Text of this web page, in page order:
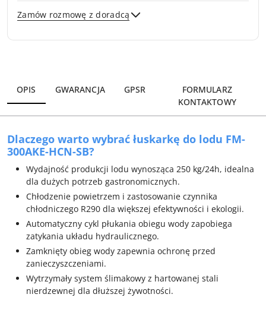
Zamów rozmowę z doradcą
OPIS GWARANCJA GPSR
FORMULARZ
KONTAKTOWY
Dlaczego warto wybrać łuskarkę do lodu FM-
300AKE-HCN-SB?
Wydajność produkcji lodu wynosząca 250 kg/24h, idealna
dla dużych potrzeb gastronomicznych.
Chłodzenie powietrzem i zastosowanie czynnika
chłodniczego R290 dla większej efektywności i ekologii.
Automatyczny cykl płukania obiegu wody zapobiega
zatykania układu hydraulicznego.
Zamknięty obieg wody zapewnia ochronę przed
zanieczyszczeniami.
Wytrzymały system ślimakowy z hartowanej stali
nierdzewnej dla dłuższej żywotności.